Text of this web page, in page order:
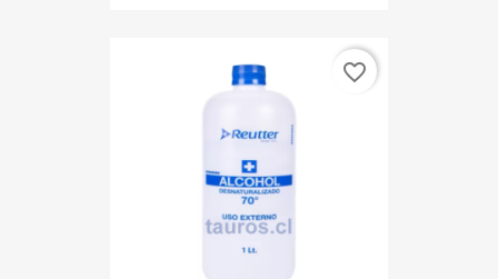
favorite_border